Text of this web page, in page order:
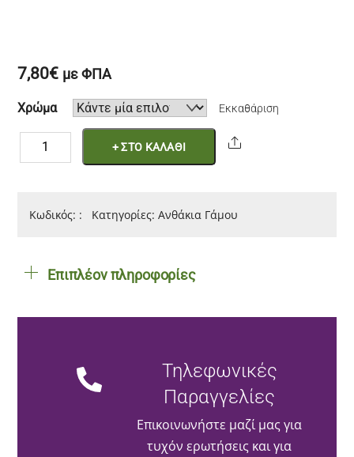
7,80€ με ΦΠΑ
Χρώμα Εκκαθάριση
Τριανταφυλλάκι
Foam
+ ΣΤΟ ΚΑΛΑΘΙ Share
Κωδικός: : Κατηγορίες: Ανθάκια Γάμου
Επιπλέον πληροφορίες
Τηλεφωνικές
Παραγγελίες
Επικοινωνήστε μαζί μας για
τυχόν ερωτήσεις και για